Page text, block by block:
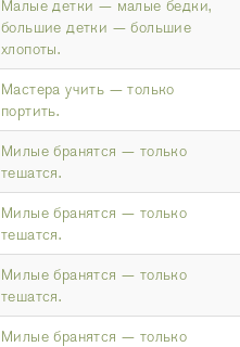
Малые детки — малые бедки,
большие детки — большие
хлопоты.
Мастера учить — только
портить.
Милые бранятся — только
тешатся.
Милые бранятся — только
тешатся.
Милые бранятся — только
тешатся.
Милые бранятся — только